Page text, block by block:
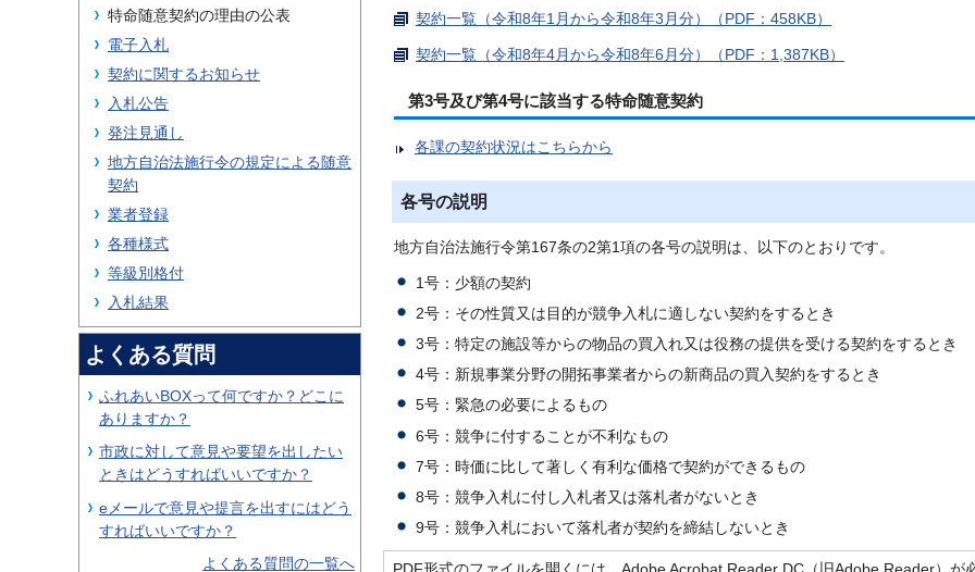
契約一覧（令和8年1月から令和8年3月分）（PDF：458KB）
契約一覧（令和8年4月から令和8年6月分）（PDF：1,387KB）
第3号及び第4号に該当する特命随意契約
各課の契約状況はこちらから
各号の説明
地方自治法施行令第167条の2第1項の各号の説明は、以下のとおりです。
1号：少額の契約
2号：その性質又は目的が競争入札に適しない契約をするとき
3号：特定の施設等からの物品の買入れ又は役務の提供を受ける契約をするとき
4号：新規事業分野の開拓事業者からの新商品の買入契約をするとき
5号：緊急の必要によるもの
6号：競争に付することが不利なもの
7号：時価に比して著しく有利な価格で契約ができるもの
8号：競争入札に付し入札者又は落札者がないとき
9号：競争入札において落札者が契約を締結しないとき
特命随意契約の理由の公表
電子入札
契約に関するお知らせ
入札公告
発注見通し
地方自治法施行令の規定による随意
契約
業者登録
各種様式
等級別格付
入札結果
よくある質問
ふれあいBOXって何ですか？どこに
ありますか？
市政に対して意見や要望を出したい
ときはどうすればいいですか？
eメールで意見や提言を出すにはどう
すればいいですか？
よくある質問の一覧へ